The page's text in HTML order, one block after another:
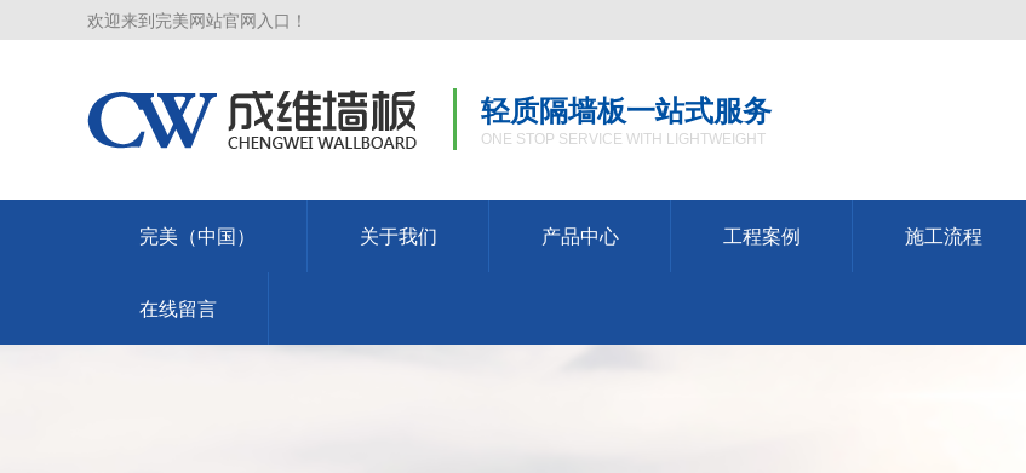
欢迎来到完美网站官网入口！
轻质隔墙板一站式服务
ONE STOP SERVICE WITH LIGHTWEIGHT
完美（中国） 关于我们 产品中心 工程案例 施工流程
在线留言